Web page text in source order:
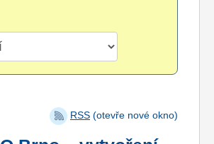
RSS (otevře nové okno)